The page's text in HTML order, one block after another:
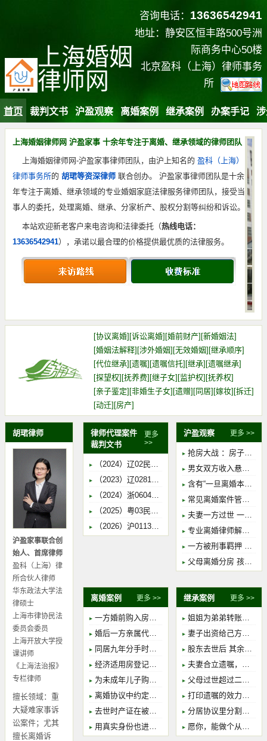
上海婚姻
律师网
咨询电话： 13636542941
地址：静安区恒丰路500号洲
际商务中心50楼
北京盈科（上海）律师事务
所
首页 裁判文书 沪盈观察 离婚案例 继承案例 办案手记
上海婚姻律师网 沪盈家事 十余年专注于离婚、继承领域的律师团队
上海婚姻律师网-沪盈家事律师团队，由沪上知名的 盈科（上海）
律师事务所的 胡珺等资深律师 联合创办。 沪盈家事律师团队是十余
年专注于离婚、继承领域的专业婚姻家庭法律服务律师团队，接受当
事人的委托，处理离婚、继承、分家析产、股权分割等纠纷和诉讼。
本站欢迎新老客户来电咨询和法律委托（热线电话：
13636542941），承诺以最合理的价格提供最优质的法律服务。
[协议离婚][诉讼离婚][婚前财产][新婚姻法]
[婚姻法解释][涉外婚姻][无效婚姻][继承顺序]
[代位继承][遗嘱][遗嘱信托][继承][遗嘱继承]
[探望权][抚养费][继子女][监护权][抚养权]
[亲子鉴定][非婚生子女][遗赠][同居][嫁妆][拆迁]
[动迁][房产]
胡珺律师
沪盈家事联合创
始人、首席律师
盈科（上海）律
所合伙人律师
华东政法大学法
律硕士
上海市律协民法
委员会委员
上海开放大学授
课讲师
《上海法治报》
专栏律师
擅长领域：重
大疑难家事诉
讼案件；尤其
擅长离婚诉
律师代理案件
裁判文书
更多
>>
（2024）辽02民终4165号-于X、于X、宋X-法定继承纠纷
（2023）辽0281民初6231号-宋X、于X、于XXX-法定继承纠纷
（2024）浙0604民初8732号-冯XX、冯XX、丁XX-合同纠纷
（2025）粤03民终2907号-江XX、胡XX、余XX-赠与合同纠纷
（2026）沪0113民初1441号-张X、杜XX-离婚纠纷
沪盈观察 更多 >>
抢房大战 ：房子到底跟谁走 产证登记人？主贷人？出资多的人？孩子抚养权人？实际占有人？到底是谁！！！
男女双方收入悬殊，如何确定子女抚养权归属及抚养费金额
含有“一旦离婚本协议无效”条款的婚内财产协议 离婚时还有效吗？
常见离婚案件管辖争议实例
夫妻一方过世 一方处分共有房产 交易合同一审认定无效 二审改判有效
专业离婚律师解读《民法典》婚姻家庭编及司法解释（法条梳理）
一方被刑事羁押 另一方到底可不可以提起离婚
父母离婚分房 孩子份额如何确定
离婚案例 更多 >>
一方婚前购入房产 婚后母亲代为还贷的部分是夫妻共同财产吗？
婚后一方亲属代为还贷能否认定对夫妻双方的赠与
同居九年分手时约定适用夫妻共同财产制，一方反悔法院怎么认定
经济适用房登记继女名下，男方登记为同住人，离婚后要求确认居住权
为未成年儿子购买的巨额保险，能否作为夫妻共同财产进行分割
离婚协议中约定的居住权，能否排除后成立的抵押权的执行？
去世时产证在被继承人名下 三十年前已经出售并交付的房产还是遗产吗
用真实身份也进行了结婚登记，但这种行为依然认定彩礼类诈骗罪
继承案例 更多 >>
姐姐为弟弟转账治病并筹办葬礼，无借条应认定借贷还是赠与？
妻子出资给己方女儿买房，离婚后丈夫主张赠与无效
股东去世后 其余股东是否可以修改公司章程 限制被继承人的股东资格？
夫妻合立遗嘱，一人先逝，另一人是否可改变主意
父母过世超过二十年 继承诉讼是否过时效？
打印遗嘱的效力问题
分居协议里分割完毕的财产 还能发生继承吗
愿你，能做个从容优雅的继承人